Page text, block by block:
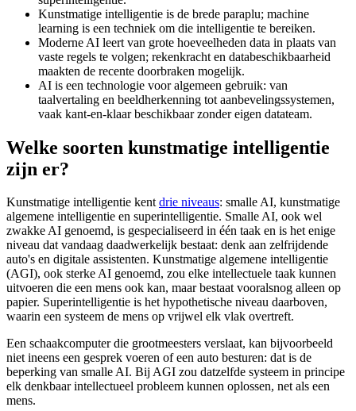
Kunstmatige intelligentie is de brede paraplu; machine
learning is een techniek om die intelligentie te bereiken.
Moderne AI leert van grote hoeveelheden data in plaats van
vaste regels te volgen; rekenkracht en databeschikbaarheid
maakten de recente doorbraken mogelijk.
AI is een technologie voor algemeen gebruik: van
taalvertaling en beeldherkenning tot aanbevelingssystemen,
vaak kant-en-klaar beschikbaar zonder eigen datateam.
Welke soorten kunstmatige intelligentie
zijn er?
Kunstmatige intelligentie kentdrie niveaus: smalle AI, kunstmatige
algemene intelligentie en superintelligentie. Smalle AI, ook wel
zwakke AI genoemd, is gespecialiseerd in één taak en is het enige
niveau dat vandaag daadwerkelijk bestaat: denk aan zelfrijdende
auto's en digitale assistenten. Kunstmatige algemene intelligentie
(AGI), ook sterke AI genoemd, zou elke intellectuele taak kunnen
uitvoeren die een mens ook kan, maar bestaat vooralsnog alleen op
papier. Superintelligentie is het hypothetische niveau daarboven,
waarin een systeem de mens op vrijwel elk vlak overtreft.
Een schaakcomputer die grootmeesters verslaat, kan bijvoorbeeld
niet ineens een gesprek voeren of een auto besturen: dat is de
beperking van smalle AI. Bij AGI zou datzelfde systeem in principe
elk denkbaar intellectueel probleem kunnen oplossen, net als een
mens.